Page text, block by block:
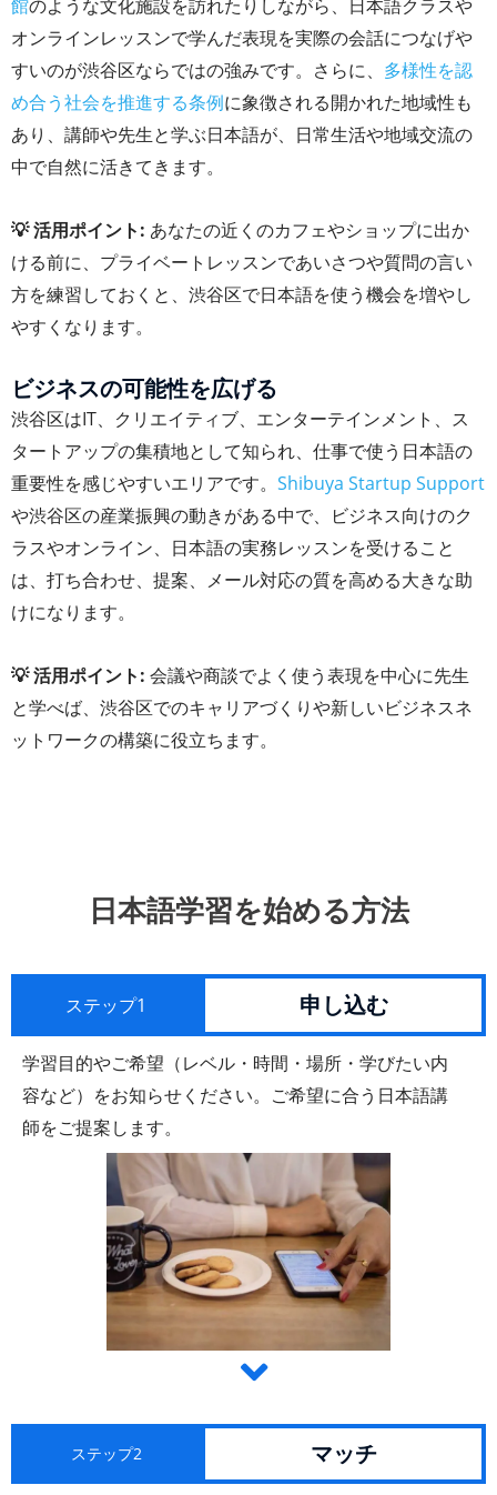
館のような文化施設を訪れたりしながら、日本語クラスや
オンラインレッスンで学んだ表現を実際の会話につなげや
すいのが渋谷区ならではの強みです。さらに、 多様性を認
め合う社会を推進する条例に象徴される開かれた地域性も
あり、講師や先生と学ぶ日本語が、日常生活や地域交流の
中で自然に活きてきます。
💡 活用ポイント: あなたの近くのカフェやショップに出か
ける前に、プライベートレッスンであいさつや質問の言い
方を練習しておくと、渋谷区で日本語を使う機会を増やし
やすくなります。
ビジネスの可能性を広げる
渋谷区はIT、クリエイティブ、エンターテインメント、ス
タートアップの集積地として知られ、仕事で使う日本語の
重要性を感じやすいエリアです。 Shibuya Startup Support
や渋谷区の産業振興の動きがある中で、ビジネス向けのク
ラスやオンライン、日本語の実務レッスンを受けること
は、打ち合わせ、提案、メール対応の質を高める大きな助
けになります。
💡 活用ポイント: 会議や商談でよく使う表現を中心に先生
と学べば、渋谷区でのキャリアづくりや新しいビジネスネ
ットワークの構築に役立ちます。
日本語学習を始める方法
ステップ1 申し込む
学習目的やご希望（レベル・時間・場所・学びたい内
容など）をお知らせください。ご希望に合う日本語講
師をご提案します。
ステップ2 マッチ